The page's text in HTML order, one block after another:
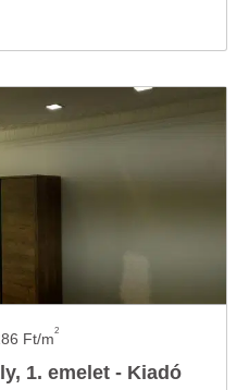
Ft/m2
1. emelet - Kiadó